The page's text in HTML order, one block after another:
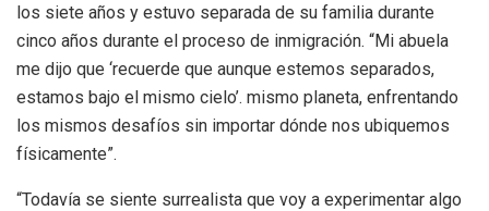
los siete años y estuvo separada de su familia durante
cinco años durante el proceso de inmigración. “Mi abuela
me dijo que ‘recuerde que aunque estemos separados,
estamos bajo el mismo cielo’. mismo planeta, enfrentando
los mismos desafíos sin importar dónde nos ubiquemos
físicamente”.
“Todavía se siente surrealista que voy a experimentar algo